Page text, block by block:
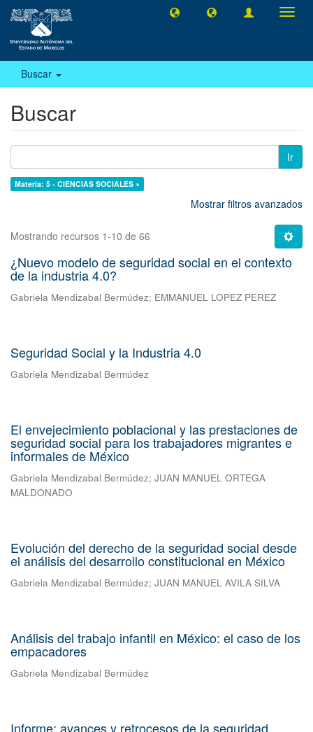
Buscar
Buscar
Ir
Materia: 5 - CIENCIAS SOCIALES ×
Mostrar filtros avanzados
Mostrando recursos 1-10 de 66
¿Nuevo modelo de seguridad social en el contexto
de la industria 4.0?
Gabriela Mendizabal Bermúdez; EMMANUEL LOPEZ PEREZ
Seguridad Social y la Industria 4.0
Gabriela Mendizabal Bermúdez
El envejecimiento poblacional y las prestaciones de
seguridad social para los trabajadores migrantes e
informales de México
Gabriela Mendizabal Bermúdez; JUAN MANUEL ORTEGA
MALDONADO
Evolución del derecho de la seguridad social desde
el análisis del desarrollo constitucional en México
Gabriela Mendizabal Bermúdez; JUAN MANUEL AVILA SILVA
Análisis del trabajo infantil en México: el caso de los
empacadores
Gabriela Mendizabal Bermúdez
Informe: avances y retrocesos de la seguridad